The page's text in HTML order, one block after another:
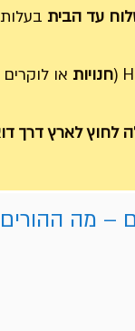
עד הבית
חנויות או
לחוץ לארץ דרך
– מה